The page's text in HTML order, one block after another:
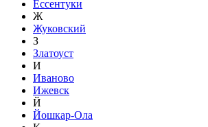
Ессентуки
Ж
Жуковский
З
Златоуст
И
Иваново
Ижевск
Й
Йошкар-Ола